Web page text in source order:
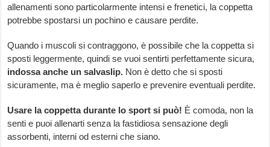
allenamenti sono particolarmente intensi e frenetici, la coppetta
potrebbe spostarsi un pochino e causare perdite.
Quando i muscoli si contraggono, è possibile che la coppetta si
sposti leggermente, quindi se vuoi sentirti perfettamente sicura,
indossa anche un salvaslip. Non è detto che si sposti
sicuramente, ma è meglio saperlo e prevenire eventuali perdite.
Usare la coppetta durante lo sport si può! È comoda, non la
senti e puoi allenarti senza la fastidiosa sensazione degli
assorbenti, interni od esterni che siano.